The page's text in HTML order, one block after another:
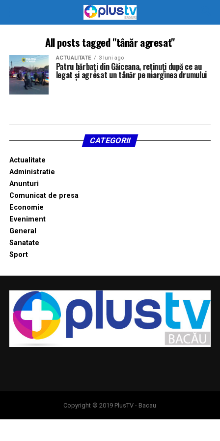
All posts tagged "tânăr agresat"
ACTUALITATE 3 luni ago
Patru bărbați din Găiceana, reținuți după ce au
legat și agresat un tânăr pe marginea drumului
CATEGORII
Actualitate
Administratie
Anunturi
Comunicat de presa
Economie
Eveniment
General
Sanatate
Sport
Copyright © 2019 PlusTV - Bacau